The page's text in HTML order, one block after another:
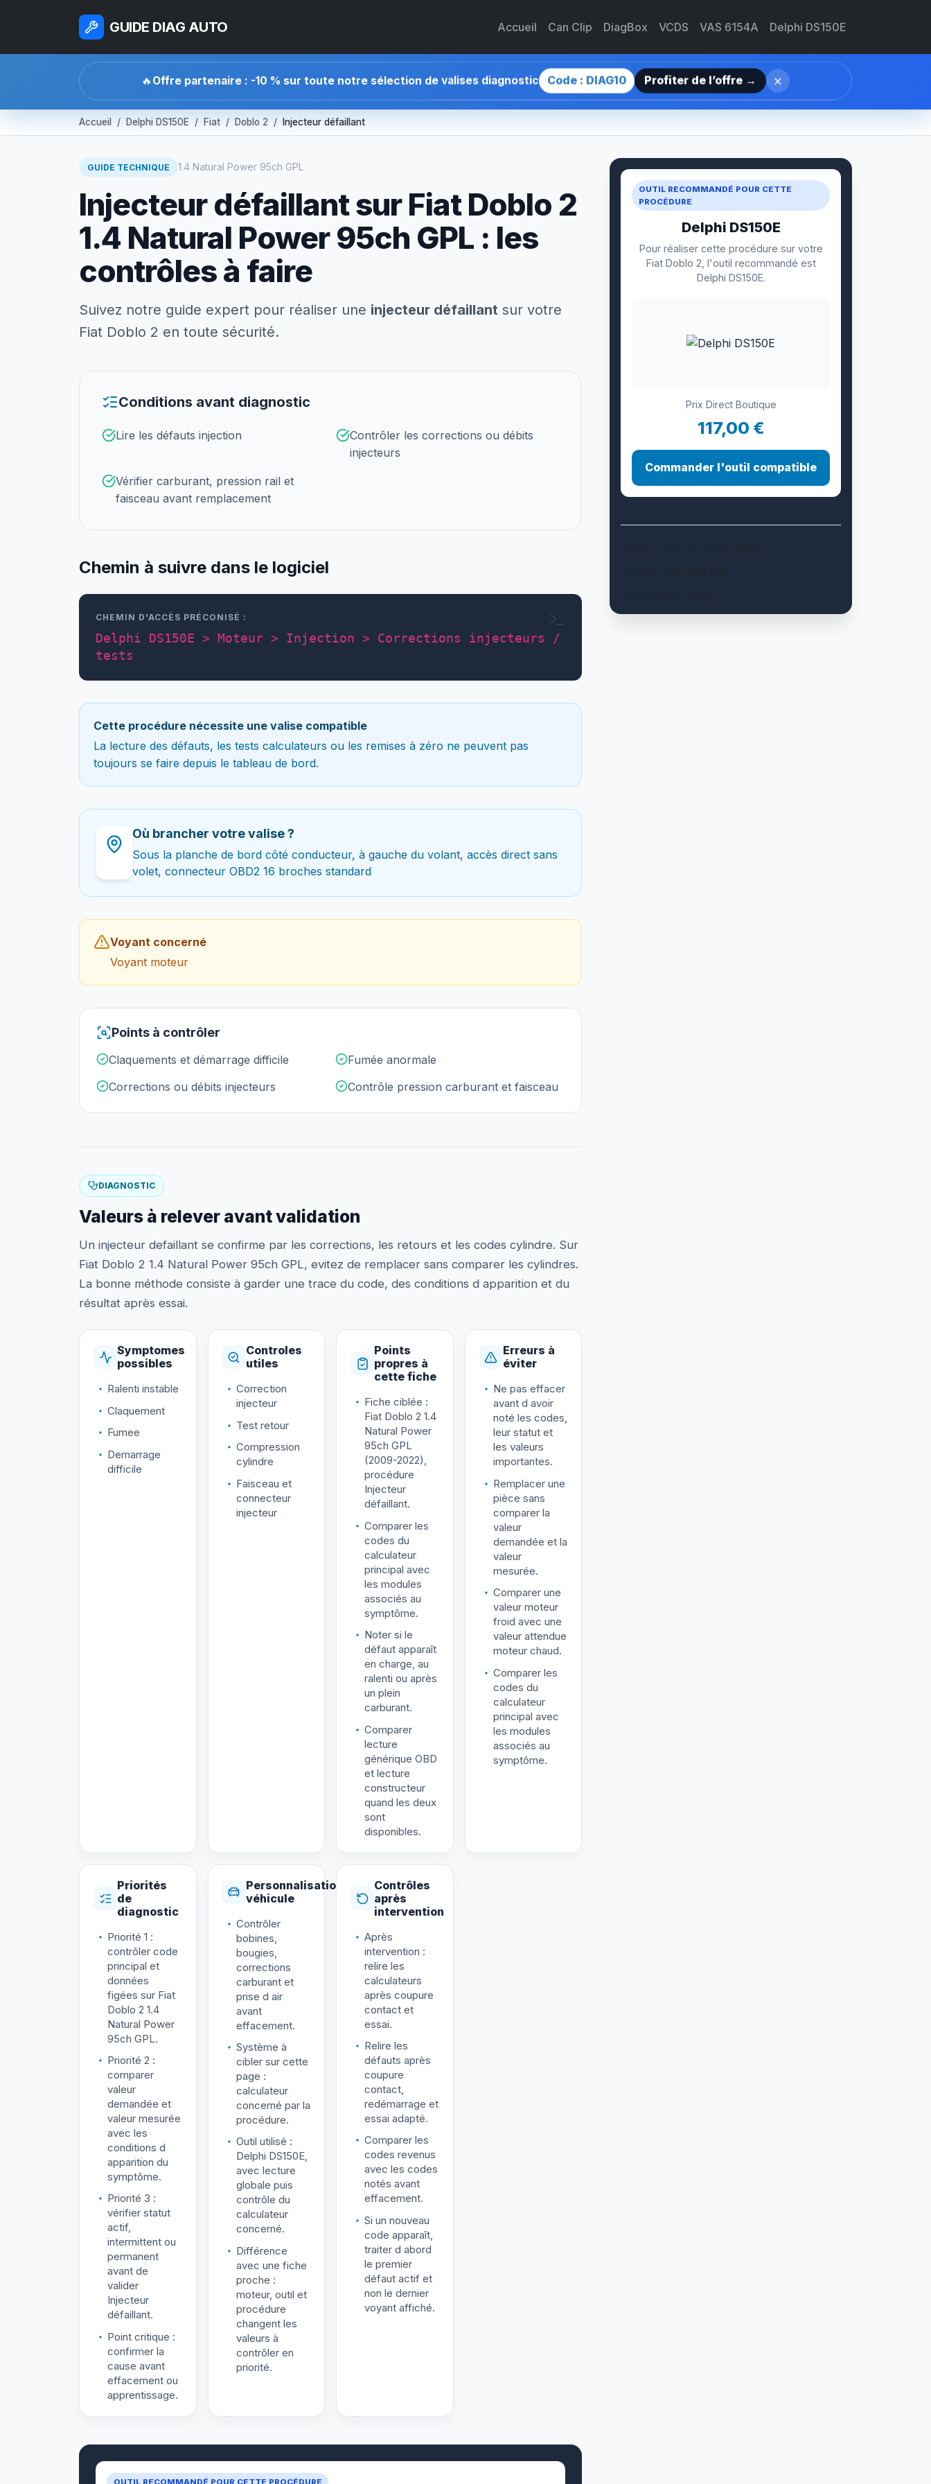
GUIDE DIAG AUTO Accueil Can Clip DiagBox VCDS VAS 6154A Delphi DS150E
🔥 Offre partenaire : -10 % sur toute notre sélection de valises diagnostic Code : DIAG10 Profiter de l’offre → ×
Accueil Delphi DS150E Fiat Doblo 2 Injecteur défaillant
GUIDE TECHNIQUE 1.4 Natural Power 95ch GPL
Injecteur défaillant sur Fiat Doblo 2
1.4 Natural Power 95ch GPL : les
contrôles à faire
Suivez notre guide expert pour réaliser une injecteur défaillant sur votre
Fiat Doblo 2 en toute sécurité.
Conditions avant diagnostic
Lire les défauts injection
Contrôler les corrections ou débits
injecteurs
Vérifier carburant, pression rail et
faisceau avant remplacement
Chemin à suivre dans le logiciel
CHEMIN D'ACCÈS PRÉCONISÉ :
Delphi DS150E > Moteur > Injection > Corrections injecteurs /
tests
Cette procédure nécessite une valise compatible
La lecture des défauts, les tests calculateurs ou les remises à zéro ne peuvent pas
toujours se faire depuis le tableau de bord.
Où brancher votre valise ?
Sous la planche de bord côté conducteur, à gauche du volant, accès direct sans
volet, connecteur OBD2 16 broches standard
Voyant concerné
Voyant moteur
Points à contrôler
Claquements et démarrage difficile
Fumée anormale
Corrections ou débits injecteurs
Contrôle pression carburant et faisceau
DIAGNOSTIC
Valeurs à relever avant validation
Un injecteur defaillant se confirme par les corrections, les retours et les codes cylindre. Sur
Fiat Doblo 2 1.4 Natural Power 95ch GPL, evitez de remplacer sans comparer les cylindres.
La bonne méthode consiste à garder une trace du code, des conditions d apparition et du
résultat après essai.
Symptomes
possibles
Ralenti instable
Claquement
Fumee
Demarrage
difficile
Controles
utiles
Correction
injecteur
Test retour
Compression
cylindre
Faisceau et
connecteur
injecteur
Points
propres à
cette fiche
Fiche ciblée :
Fiat Doblo 2 1.4
Natural Power
95ch GPL
(2009-2022),
procédure
Injecteur
défaillant.
Comparer les
codes du
calculateur
principal avec
les modules
associés au
symptôme.
Noter si le
défaut apparaît
en charge, au
ralenti ou après
un plein
carburant.
Comparer
lecture
générique OBD
et lecture
constructeur
quand les deux
sont
disponibles.
Erreurs à
éviter
Ne pas effacer
avant d avoir
noté les codes,
leur statut et
les valeurs
importantes.
Remplacer une
pièce sans
comparer la
valeur
demandée et la
valeur
mesurée.
Comparer une
valeur moteur
froid avec une
valeur attendue
moteur chaud.
Comparer les
codes du
calculateur
principal avec
les modules
associés au
symptôme.
Priorités
de
diagnostic
Priorité 1 :
contrôler code
principal et
données
figées sur Fiat
Doblo 2 1.4
Natural Power
95ch GPL.
Priorité 2 :
comparer
valeur
demandée et
valeur mesurée
avec les
conditions d
apparition du
symptôme.
Priorité 3 :
vérifier statut
actif,
intermittent ou
permanent
avant de
valider
Injecteur
défaillant.
Point critique :
confirmer la
cause avant
effacement ou
apprentissage.
Personnalisation
véhicule
Contrôler
bobines,
bougies,
corrections
carburant et
prise d air
avant
effacement.
Système à
cibler sur cette
page :
calculateur
concerné par la
procédure.
Outil utilisé :
Delphi DS150E,
avec lecture
globale puis
contrôle du
calculateur
concerné.
Différence
avec une fiche
proche :
moteur, outil et
procédure
changent les
valeurs à
contrôler en
priorité.
Contrôles
après
intervention
Après
intervention :
relire les
calculateurs
après coupure
contact et
essai.
Relire les
défauts après
coupure
contact,
redémarrage et
essai adapté.
Comparer les
codes revenus
avec les codes
notés avant
effacement.
Si un nouveau
code apparaît,
traiter d abord
le premier
défaut actif et
non le dernier
voyant affiché.
OUTIL RECOMMANDÉ POUR CETTE PROCÉDURE
OUTIL RECOMMANDÉ POUR CETTE
PROCÉDURE
Delphi DS150E
Pour réaliser cette procédure sur votre
Fiat Doblo 2, l'outil recommandé est
Delphi DS150E.
Prix Direct Boutique
117,00 €
Commander l'outil compatible